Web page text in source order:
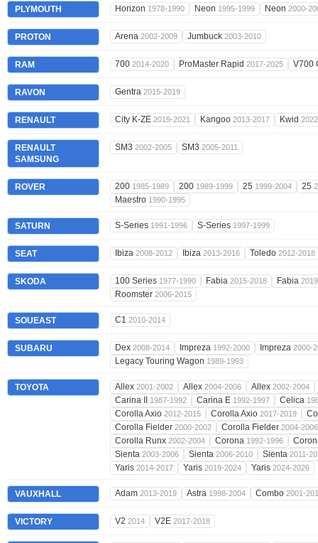
PLYMOUTH Horizon 1978-1990 Neon 1995-1999 Neon 2000-
PROTON Arena 2002-2009 Jumbuck 2003-2010
RAM 700 2014-2020 ProMaster Rapid 2017-2025 V700
RAVON Gentra 2015-2019
RENAULT City K-ZE 2019-2021 Kangoo 2013-2017 Kwid
RENAULT
SAMSUNG
SM3 2002-2005 SM3 2005-2011
ROVER 200 1985-1989 200 1989-1999 25 1999-2004 25
Maestro 1990-1995
SATURN S-Series 1991-1996 S-Series 1997-1999
SEAT Ibiza 2008-2012 Ibiza 2013-2016 Toledo 2012-2018
SKODA 100 Series 1977-1990 Fabia 2015-2018 Fabia
Roomster 2006-2015
SOUEAST C1 2010-2014
SUBARU Dex 2008-2014 Impreza 1992-2000 Impreza 2000-
Legacy Touring Wagon 1989-1993
TOYOTA Allex 2001-2002 Allex 2004-2006 Allex 2002-2004
Carina II 1987-1992 Carina E 1992-1997 Celica
Corolla Axio 2012-2015 Corolla Axio 2017-2019
Corolla Fielder 2000-2002 Corolla Fielder 2004-2006
Corolla Runx 2002-2004 Corona 1992-1996
Sienta 2003-2006 Sienta 2006-2010 Sienta 2011-
Yaris 2014-2017 Yaris 2019-2024 Yaris 2024-2026
VAUXHALL Adam 2013-2019 Astra 1998-2004 Combo 2001-
VICTORY V2 2014 V2E 2017-2018